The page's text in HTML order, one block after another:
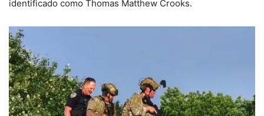
identificado como Thomas Matthew Crooks.